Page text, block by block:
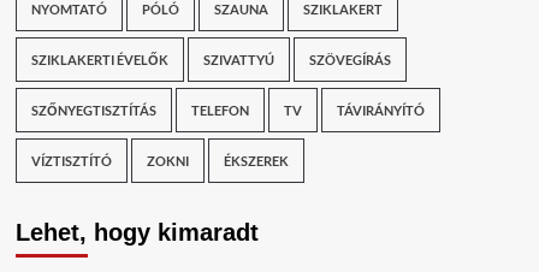
NYOMTATÓ PÓLÓ SZAUNA SZIKLAKERT
SZIKLAKERTI ÉVELŐK SZIVATTYÚ SZÖVEGÍRÁS
SZŐNYEGTISZTÍTÁS TELEFON TV TÁVIRÁNYÍTÓ
VÍZTISZTÍTÓ ZOKNI ÉKSZEREK
Lehet, hogy kimaradt